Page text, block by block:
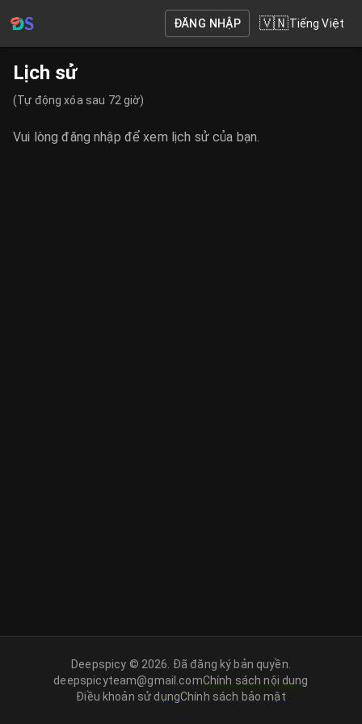
ĐĂNG NHẬP 🇻🇳Tiếng Việt
Lịch sử
(Tự động xóa sau 72 giờ)
Vui lòng đăng nhập để xem lịch sử của bạn.
Deepspicy © 2026. Đã đăng ký bản quyền.
deepspicyteam@gmail.comChính sách nội dung
Điều khoản sử dụngChính sách bảo mật